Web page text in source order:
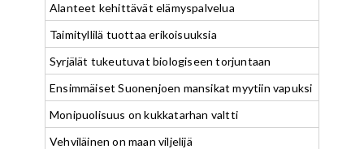
Alanteet kehittävät elämyspalvelua
Taimityllilä tuottaa erikoisuuksia
Syrjälät tukeutuvat biologiseen torjuntaan
Ensimmäiset Suonenjoen mansikat myytiin vapuksi
Monipuolisuus on kukkatarhan valtti
Vehviläinen on maan viljelijä